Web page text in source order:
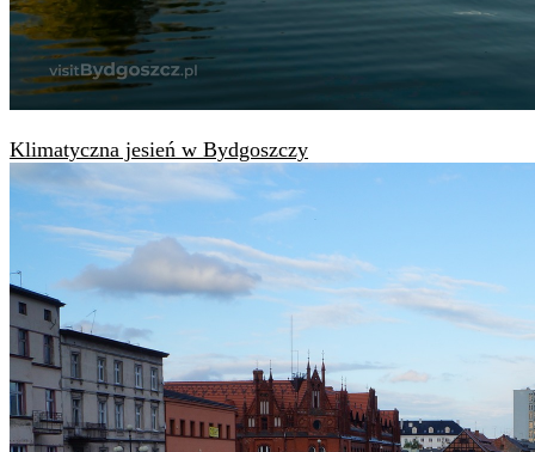
Klimatyczna jesień w Bydgoszczy